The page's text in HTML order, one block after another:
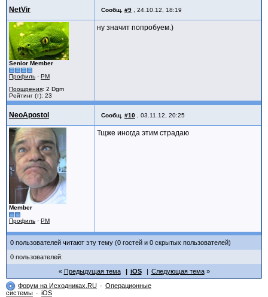
NetVir Сообщ. #9 24.10.12, 18:19
Senior Member
Профиль · PM
Поощрения: 2 Dgm
Рейтинг (т): 23
ну значит попробуем.)
NeoApostol Сообщ. #10 03.11.12, 20:25
Member
Профиль · PM
Тщже иногда этим страдаю
0 пользователей читают эту тему (0 гостей и 0 скрытых пользователей)
0 пользователей:
Предыдущая тема
iOS
Следующая тема
Форум на Исходниках.RU
Операционные
системы
iOS